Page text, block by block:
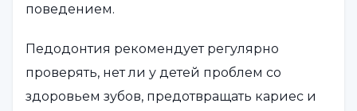
поведением.
Педодонтия рекомендует регулярно
проверять, нет ли у детей проблем со
здоровьем зубов, предотвращать кариес и